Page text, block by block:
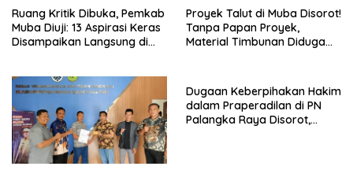
Ruang Kritik Dibuka, Pemkab
Muba Diuji: 13 Aspirasi Keras
Disampaikan Langsung di
Proyek Talut di Muba Disorot!
Tanpa Papan Proyek,
Material Timbunan Diduga
Dugaan Keberpihakan Hakim
dalam Praperadilan di PN
Palangka Raya Disorot,